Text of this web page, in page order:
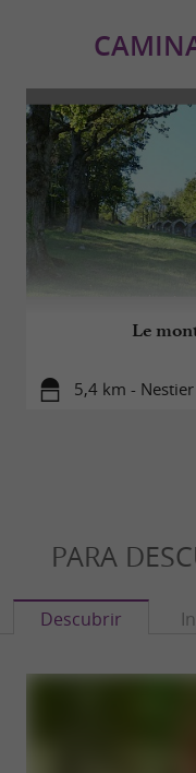
Le
5,4 km - Nestier
PARA
Descubrir